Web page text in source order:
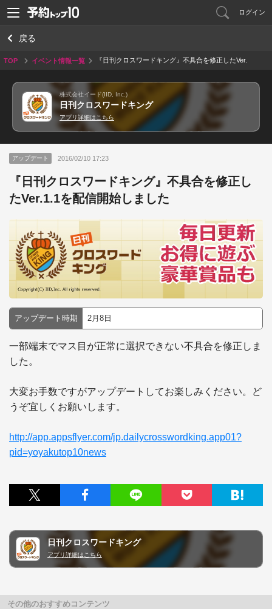
ログイン
戻る
TOP イベント情報一覧
『日刊クロスワードキング』不具合を修正したVer.
株式会社イード(IID, Inc.)
日刊クロスワードキング
アプリ詳細はこちら
アップデート 2016/02/10 17:23
『日刊クロスワードキング』不具合を修正し
たVer.1.1を配信開始しました
アップデート時期 2月8日
一部端末でマス目が正常に選択できない不具合を修正しま
した。
大変お手数ですがアップデートしてお楽しみください。ど
うぞ宜しくお願いします。
http://app.appsflyer.com/jp.dailycrosswordking.app01?
pid=yoyakutop10news
日刊クロスワードキング
アプリ詳細はこちら
その他のおすすめコンテンツ